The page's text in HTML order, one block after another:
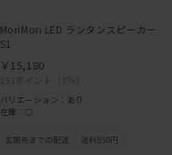
MoriMori LED ランタンスピーカー
S1
151ポイント （1％）
￥15,180
バリエーション：あり
在庫：○